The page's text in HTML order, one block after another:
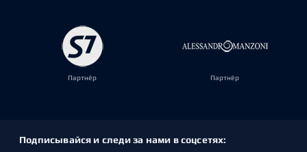
Партнёр Партнёр
Подписывайся и следи за нами в соцсетях: